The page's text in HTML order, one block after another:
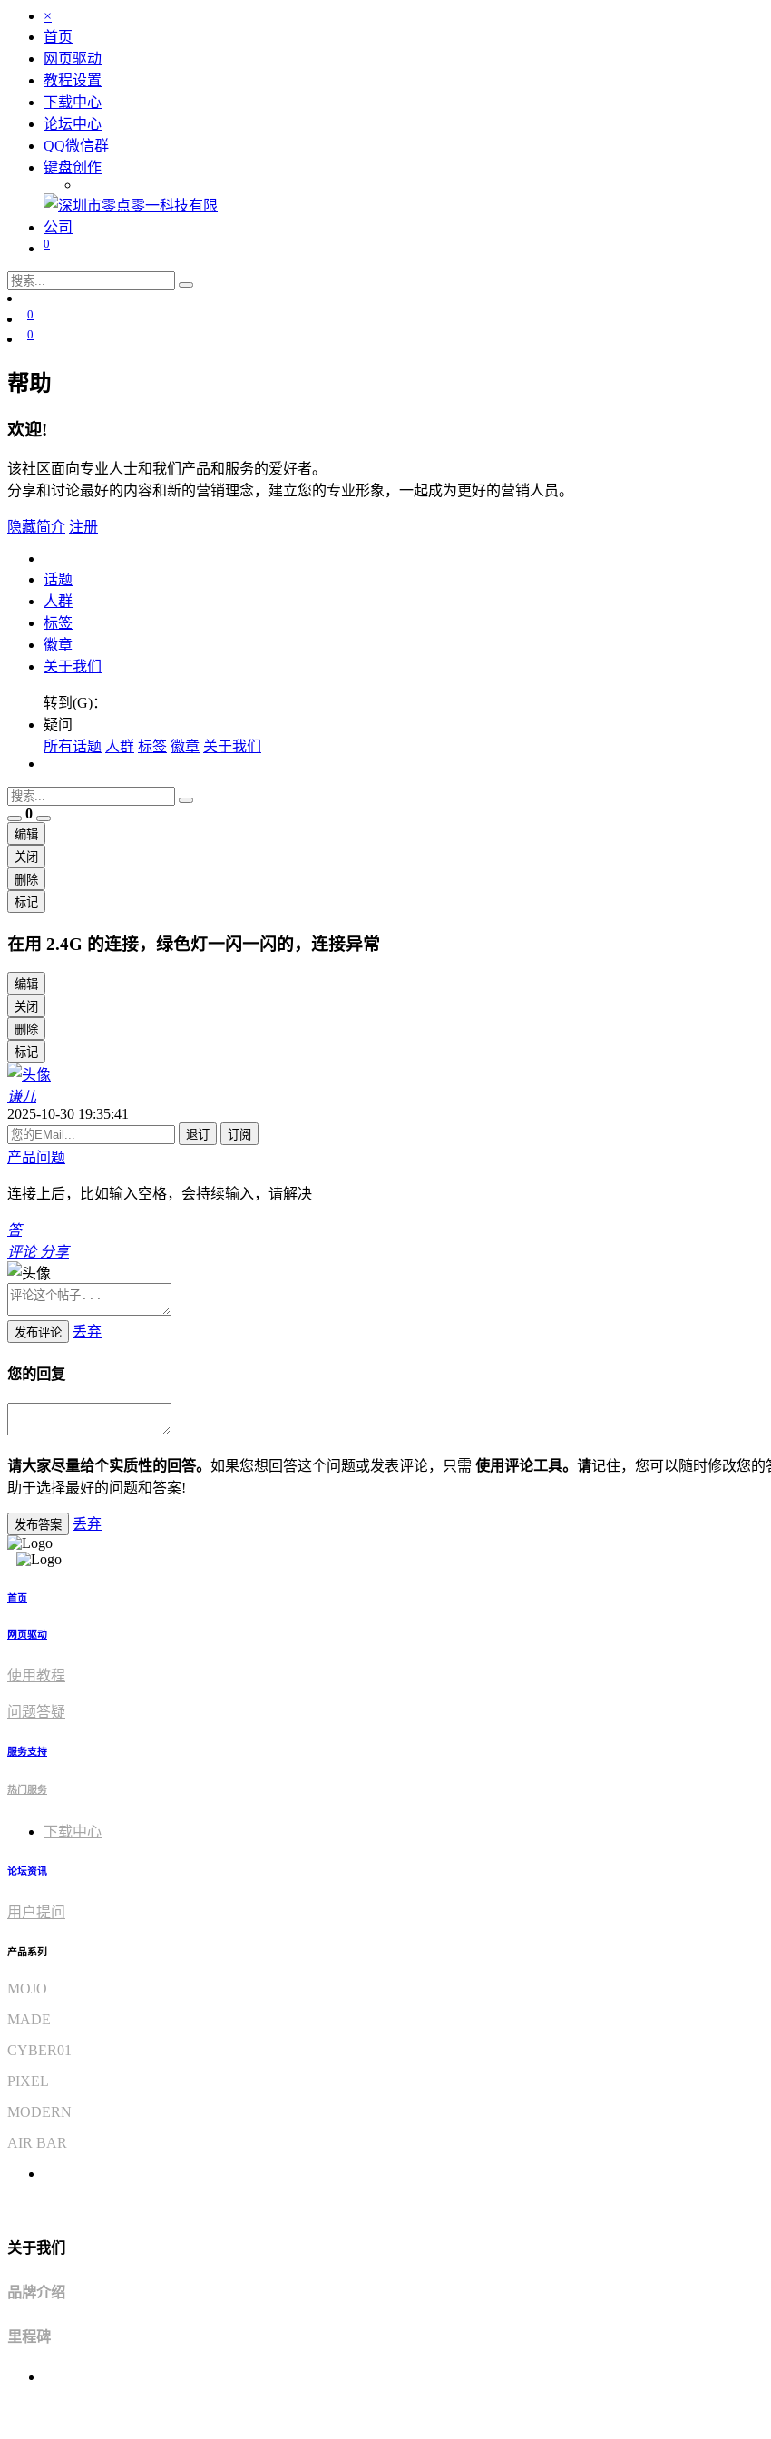
×
首页
网页驱动
教程设置
下载中心
论坛中心
QQ微信群
键盘创作
0
0
0
帮助
欢迎!
该社区面向专业人士和我们产品和服务的爱好者。
分享和讨论最好的内容和新的营销理念，建立您的专业形象，一起成为更好的营销人员。
隐藏简介 注册
话题
人群
标签
徽章
关于我们
转到(G)：
疑问
所有话题 人群 标签 徽章 关于我们
0
编辑
关闭
删除
标记
在用 2.4G 的连接，绿色灯一闪一闪的，连接异常
编辑
关闭
删除
标记
谦儿
2025-10-30 19:35:41
退订 订阅
产品问题
连接上后，比如输入空格，会持续输入，请解决
答
评论 分享
发布评论 丢弃
您的回复
请大家尽量给个实质性的回答。 如果您想回答这个问题或发表评论，只需 使用评论工具。请记住，您可以随时修改您
助于选择最好的问题和答案!
发布答案 丢弃
首页
网页驱动
使用教程​
问题答疑
服务支持
热门服务
下载中心
论坛资讯
用户提问
产品系列
MOJO
MADE
CYBER01
PIXEL
MODERN
AIR BAR
关于我们
品牌介绍
里程碑